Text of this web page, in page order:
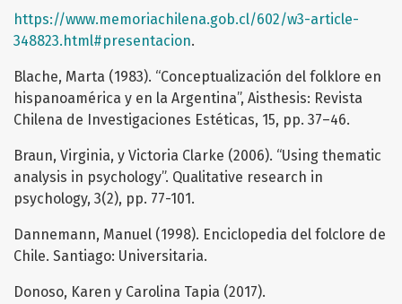
https://www.memoriachilena.gob.cl/602/w3-article-
348823.html#presentacion.
Blache, Marta (1983). “Conceptualización del folklore en
hispanoamérica y en la Argentina”, Aisthesis: Revista
Chilena de Investigaciones Estéticas, 15, pp. 37–46.
Braun, Virginia, y Victoria Clarke (2006). “Using thematic
analysis in psychology”. Qualitative research in
psychology, 3(2), pp. 77-101.
Dannemann, Manuel (1998). Enciclopedia del folclore de
Chile. Santiago: Universitaria.
Donoso, Karen y Carolina Tapia (2017).